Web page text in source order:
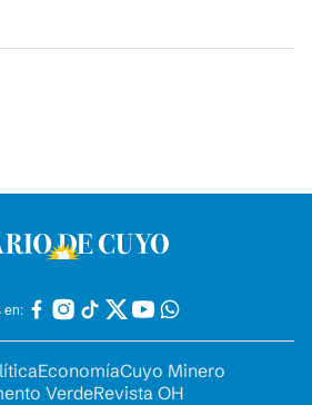
en:
EconomíaCuyo Minero
VerdeRevista OH